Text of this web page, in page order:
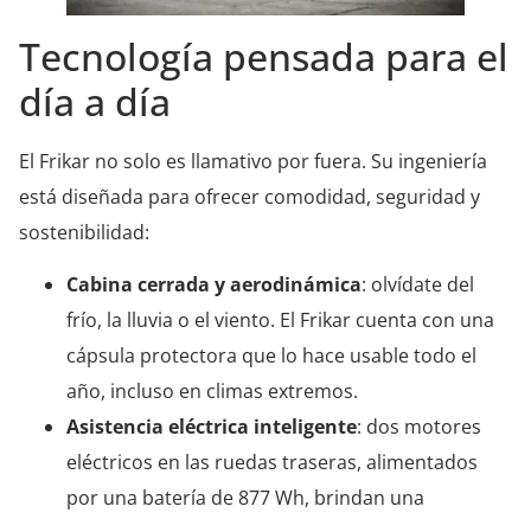
Tecnología pensada para el
día a día
El Frikar no solo es llamativo por fuera. Su ingeniería
está diseñada para ofrecer comodidad, seguridad y
sostenibilidad:
Cabina cerrada y aerodinámica: olvídate del
frío, la lluvia o el viento. El Frikar cuenta con una
cápsula protectora que lo hace usable todo el
año, incluso en climas extremos.
Asistencia eléctrica inteligente: dos motores
eléctricos en las ruedas traseras, alimentados
por una batería de 877 Wh, brindan una